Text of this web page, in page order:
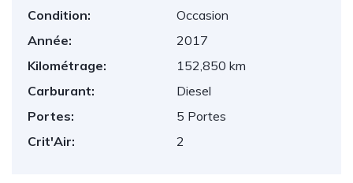
Condition:
Occasion
Année:
2017
Kilométrage:
152,850 km
Carburant:
Diesel
Portes:
5 Portes
Crit'Air:
2